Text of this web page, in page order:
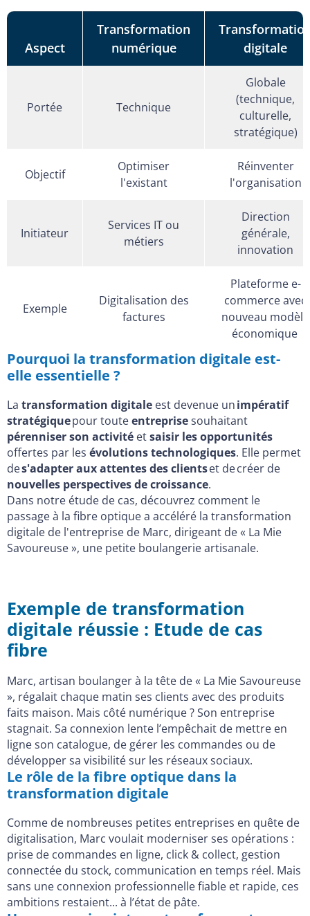
Aspect
Transformation
numérique
digitale
Portée Technique
Globale
(technique,
culturelle,
stratégique)
Objectif
Optimiser
l'existant
Réinventer
l'organisation
Initiateur
Services IT ou
métiers
Direction
générale,
innovation
Exemple
Digitalisation des
factures
Plateforme e-
commerce avec
nouveau modèle
économique
Pourquoi la transformation digitale est-
elle essentielle ?
La transformation digitale est devenue unimpératif
stratégiquepour touteentreprisesouhaitant
pérenniser son activité etsaisir les opportunités
offertes par les évolutions technologiques. Elle permet
des'adapter aux attentes des clientset de créer de
nouvelles perspectives de croissance.
Dans notre étude de cas, découvrez comment le
passage à la fibre optique a accéléré la transformation
digitale de l'entreprise de Marc, dirigeant de « La Mie
Savoureuse », une petite boulangerie artisanale.
Exemple de transformation
digitale réussie : Etude de cas
fibre
Marc, artisan boulanger à la tête de « La Mie Savoureuse
», régalait chaque matin ses clients avec des produits
faits maison. Mais côté numérique ? Son entreprise
stagnait. Sa connexion lente l’empêchait de mettre en
ligne son catalogue, de gérer les commandes ou de
développer sa visibilité sur les réseaux sociaux.
Le rôle de la fibre optique dans la
transformation digitale
Comme de nombreuses petites entreprises en quête de
digitalisation, Marc voulait moderniser ses opérations :
prise de commandes en ligne, click & collect, gestion
connectée du stock, communication en temps réel. Mais
sans une connexion professionnelle fiable et rapide, ces
ambitions restaient... à l’état de pâte.